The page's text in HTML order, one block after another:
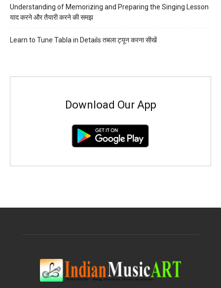
Understanding of Memorizing and Preparing the Singing Lesson
याद करने और तैयारी करने की समझ
Learn to Tune Tabla in Details तबला ट्यून करना सीखें
Download Our App